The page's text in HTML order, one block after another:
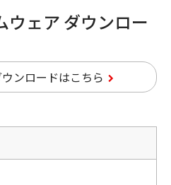
ウェア ダウンロー
ンロードはこちら